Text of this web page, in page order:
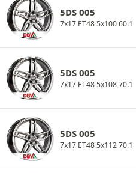
5DS 005
7x17 ET48 5x100 60.1
5DS 005
7x17 ET48 5x108 70.1
5DS 005
7x17 ET48 5x112 70.1